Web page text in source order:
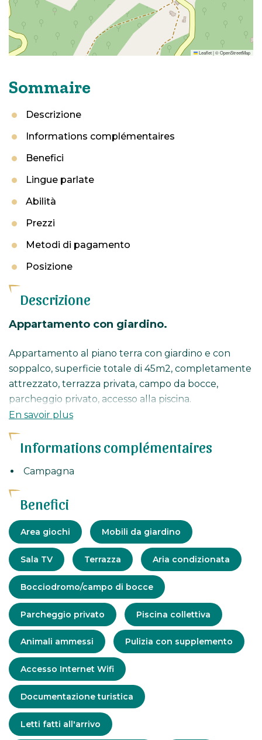
Sommaire
Descrizione
Informations complémentaires
Benefici
Lingue parlate
Abilità
Prezzi
Metodi di pagamento
Posizione
Descrizione
Appartamento con giardino.
Appartamento al piano terra con giardino e con
soppalco, superficie totale di 45m2, completamente
attrezzato, terrazza privata, campo da bocce,
parcheggio privato, accesso alla piscina.
A 10 minuti dal centro di La Garde Freinet e a 20
En savoir plus
Informations complémentaires
Campagna
Benefici
Attrezzatura
Area giochi Mobili da giardino
Sala TV Terrazza Aria condizionata
Bocciodromo/campo di bocce
Parcheggio privato Piscina collettiva
Servizi
Animali ammessi Pulizia con supplemento
Accesso Internet Wifi
Documentazione turistica
Letti fatti all'arrivo
Leaflet|©OpenStreetMap